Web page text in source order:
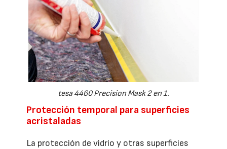
tesa 4460 Precision Mask 2 en 1.
Protección temporal para superficies
acristaladas
La protección de vidrio y otras superficies